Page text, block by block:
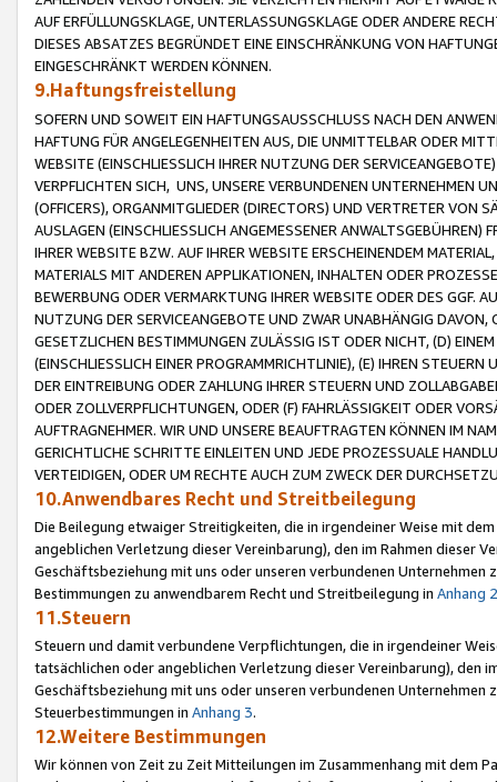
AUF ERFÜLLUNGSKLAGE, UNTERLASSUNGSKLAGE ODER ANDERE
DIESES ABSATZES BEGRÜNDET EINE EINSCHRÄNKUNG VON
EINGESCHRÄNKT WERDEN KÖNNEN.
9.Haftungsfreistellung
SOFERN UND SOWEIT EIN HAFTUNGSAUSSCHLUSS NACH DEN
HAFTUNG FÜR ANGELEGENHEITEN AUS, DIE UNMITTELBAR ODER
WEBSITE (EINSCHLIESSLICH IHRER NUTZUNG DER
VERPFLICHTEN SICH, UNS, UNSERE VERBUNDENEN UNTERNEHMEN
(OFFICERS), ORGANMITGLIEDER (DIRECTORS) UND VERTRETER VON
AUSLAGEN (EINSCHLIESSLICH ANGEMESSENER
IHRER WEBSITE BZW. AUF IHRER WEBSITE ERSCHEINENDEM
MATERIALS MIT ANDEREN APPLIKATIONEN, INHALTEN ODER
BEWERBUNG ODER VERMARKTUNG IHRER WEBSITE ODER DES GGF.
NUTZUNG DER SERVICEANGEBOTE UND ZWAR UNABHÄNGIG
GESETZLICHEN BESTIMMUNGEN ZULÄSSIG IST ODER NICHT, (D)
(EINSCHLIESSLICH EINER PROGRAMMRICHTLINIE), (E) IHREN
DER EINTREIBUNG ODER ZAHLUNG IHRER STEUERN UND
ODER ZOLLVERPFLICHTUNGEN, ODER (F) FAHRLÄSSIGKEIT ODER
AUFTRAGNEHMER. WIR UND UNSERE BEAUFTRAGTEN KÖNNEN IM
GERICHTLICHE SCHRITTE EINLEITEN UND JEDE PROZESSUALE
VERTEIDIGEN, ODER UM RECHTE AUCH ZUM ZWECK DER
10.Anwendbares Recht und Streitbeilegung
Die Beilegung etwaiger Streitigkeiten, die in irgendeiner Weise mit
angeblichen Verletzung dieser Vereinbarung), den im Rahmen dieser
Geschäftsbeziehung mit uns oder unseren verbundenen
Bestimmungen zu anwendbarem Recht und Streitbeilegung in Anhang 2
11.Steuern
Steuern und damit verbundene Verpflichtungen, die in irgendeiner
tatsächlichen oder angeblichen Verletzung dieser Vereinbarung), den
Geschäftsbeziehung mit uns oder unseren verbundenen
Steuerbestimmungen in Anhang 3.
12.Weitere Bestimmungen
Wir können von Zeit zu Zeit Mitteilungen im Zusammenhang mit dem